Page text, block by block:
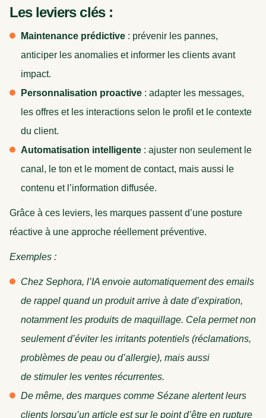
Les leviers clés :
Maintenance prédictive : prévenir les pannes,
anticiper les anomalies et informer les clients avant
impact.
Personnalisation proactive : adapter les messages,
les offres et les interactions selon le profil et le contexte
du client.
Automatisation intelligente : ajuster non seulement le
canal, le ton et le moment de contact, mais aussi le
contenu et l’information diffusée.
Grâce à ces leviers, les marques passent d’une posture
réactive à une approche réellement préventive.
Exemples :
Chez Sephora, l’IA envoie automatiquement des emails
de rappel quand un produit arrive à date d’expiration,
notamment les produits de maquillage. Cela permet non
seulement d’éviter les irritants potentiels (réclamations,
problèmes de peau ou d’allergie), mais aussi
de stimuler les ventes récurrentes.
De même, des marques comme Sézane alertent leurs
clients lorsqu’un article est sur le point d’être en rupture